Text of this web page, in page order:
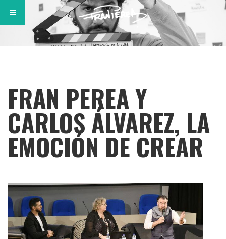
FRAN PEREA Y
CARLOS ÁLVAREZ, LA
EMOCIÓN DE CREAR